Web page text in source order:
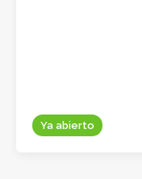
Ya abierto